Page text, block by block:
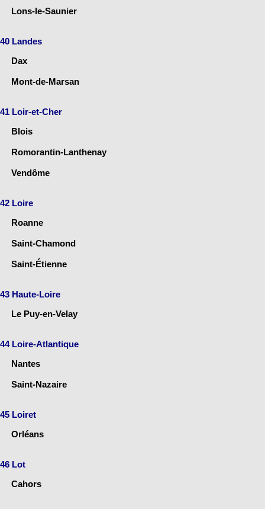
Lons-le-Saunier
40 Landes
Dax
Mont-de-Marsan
41 Loir-et-Cher
Blois
Romorantin-Lanthenay
Vendôme
42 Loire
Roanne
Saint-Chamond
Saint-Étienne
43 Haute-Loire
Le Puy-en-Velay
44 Loire-Atlantique
Nantes
Saint-Nazaire
45 Loiret
Orléans
46 Lot
Cahors